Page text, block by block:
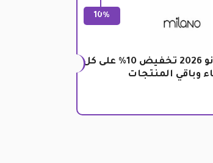
10%
كود خصم ميلانو 2026 تخفيض 10% على كل
وباقي المنتجات